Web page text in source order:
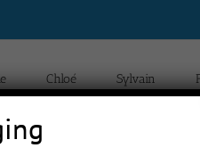
Chloé Sylvain